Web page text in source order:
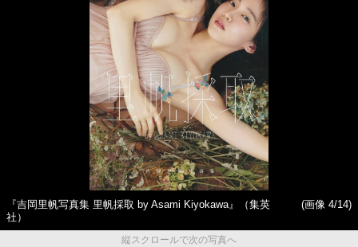
『吉岡里帆写真集 里帆採取 by Asami Kiyokawa』（集英
社）
(画像 4/14)
縦スクロールで次の写真へ